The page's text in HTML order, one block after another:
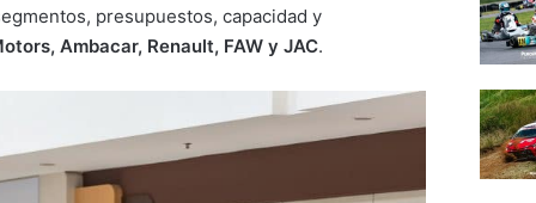
presupuestos, capacidad y
Ambacar, Renault, FAW y JAC.